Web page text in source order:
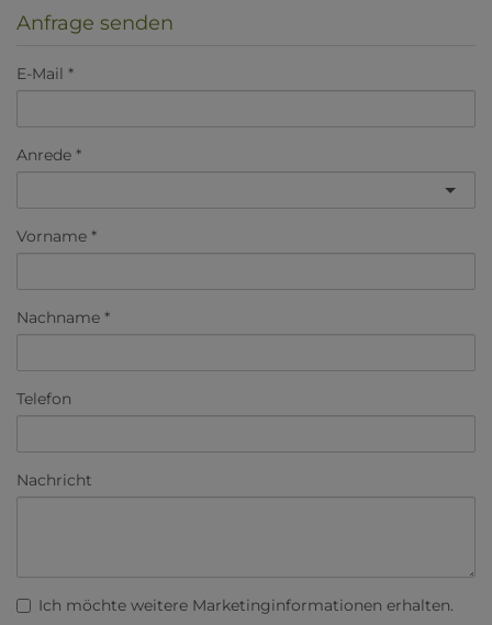
Anfrage senden
E-Mail
Anrede
Vorname
Nachname
Telefon
Nachricht
Ich möchte weitere Marketinginformationen erhalten.